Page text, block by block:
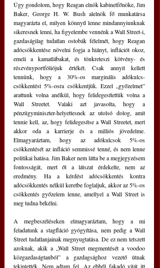
Úgy gondolom, hogy Reagan elnök kabinetfőnöke, Jim
Baker, George H. W. Bush alelnök fő munkatársa
magyarázta el, milyen könnyű lenne mindannyiunknak
sikeresnek lenni, ha figyelembe vennénk a Wall Street-i,
gazdaságilag tudatlan ostobák félelmét, hogy Reagan
adócsökkentése növelni fogja a hiányt, inflációt okoz,
emeli a kamatlábakat, és tönkreteszi kötvény- és
részvényportfóliójuk értékét. Csak annyit kellett
tennünk, hogy a 30%-os marginális adókulcs-
csökkentést 5%-osra csökkentjük. Ezzel „győzelmet”
arattunk volna anélkül, hogy felidegesítettük volna a
Wall Streetet. Valaki azt javasolta, hogy a
pénzügyminiszter-helyettesnek az utolsó dolog, amit
tennie kell, az, hogy felidegesítse a Wall Streetet, mert
akkor oda a karrierje és a milliós jövedelme.
Elmagyaráztam, hogy az adókulcsok 5%-os
csökkentését az infláció semmissé tenné, és nem lenne
politikai hatása. Jim Baker nem látta be a megjegyzésem
fontosságát, mert őt a látszat érdekelte, nem az
eredmény. Ha a kérdést adócsökkentés kontra
adócsökkentés nélkül keretbe foglaljuk, akkor az 5%-os
csökkentés győzelem lenne, amellyel a Wall Street is
meg tudna békélni.
A megbeszéléseken elmagyaráztam, hogy a mi
feladatunk a stagfláció gyógyítása, nem pedig a Wall
Street tudatlanjainak megnyugtatása. De ez nem tetszett
azoknak, akik a „Wall Street megmentését a voodoo
közgazdaságtanból” a gazdagsághoz vezető útnak
tekintették. Nem adtam fel. Az ebből fakadó vitát itt